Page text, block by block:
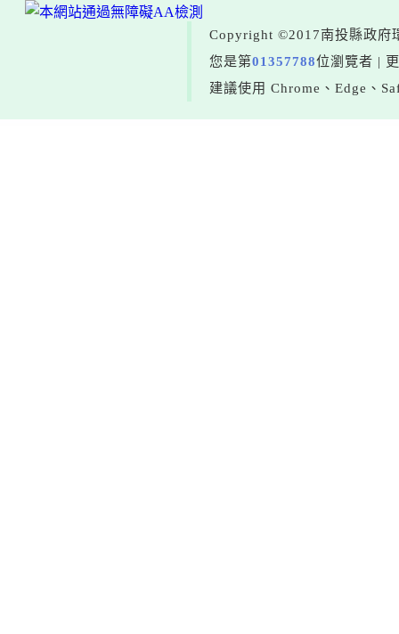
Copyright ©2017南投縣政府
您是第01357788位瀏覽者 |
建議使用 Chrome、Edge、